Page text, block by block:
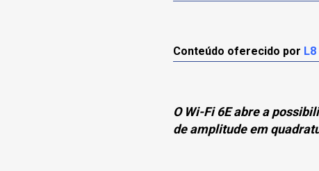
Conteúdo oferecido por
O Wi-Fi 6E abre a
de amplitude em